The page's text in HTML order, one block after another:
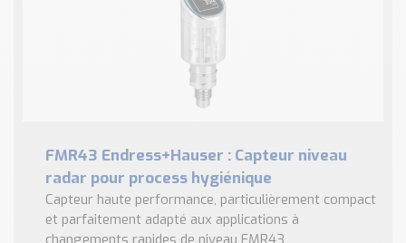
FMR43 Endress+Hauser : Capteur niveau
radar pour process hygiénique
Capteur haute performance, particulièrement compact
et parfaitement adapté aux applications à
changements rapides de niveau FMR43